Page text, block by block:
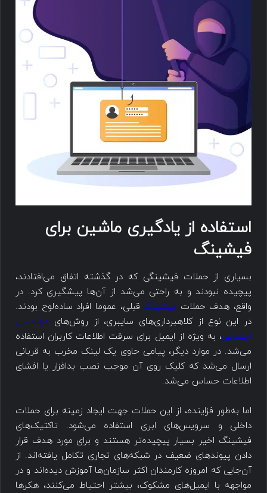
استفاده از یادگیری ماشین برای
فیشینگ
بسیاری از حملات فیشینگی که در گذشته اتفاق می‌افتادند،
پیچیده نبودند و به راحتی می‌شد از آن‌ها پیشگیری کرد. در
واقع، هدف حملات فیشینگ قبلی، عموما افراد ساده‌لوح بودند.
در این نوع از کلاهبرداری‌های سایبری، از روش‌های مهندسی
اجتماعی، به ویژه از ایمیل برای سرقت اطلاعات کاربران استفاده
می‌شد. در موارد دیگر، پیامی حاوی یک لینک مخرب به قربانی
ارسال می‌شد که کلیک روی آن موجب نصب بدافزار یا افشای
اطلاعات حساس می‌شد.
اما به‌طور فزاینده، از این حملات جهت ایجاد زمینه برای حملات
داخلی و سرویس‌های ابری استفاده می‌شود. تاکتیک‌های
فیشینگ اخیر بسیار پیچیده‌تر هستند و برای مورد هدف قرار
دادن پیوندهای ضعیف در شبکه‌های تجاری تکامل یافته‌اند. از
آن‌جایی که امروزه کارمندان اکثر سازمان‌ها آموزش دیده‌اند و در
مواجهه با ایمیل‌های مشکوک، بیشتر احتیاط می‌کنند، هکرها